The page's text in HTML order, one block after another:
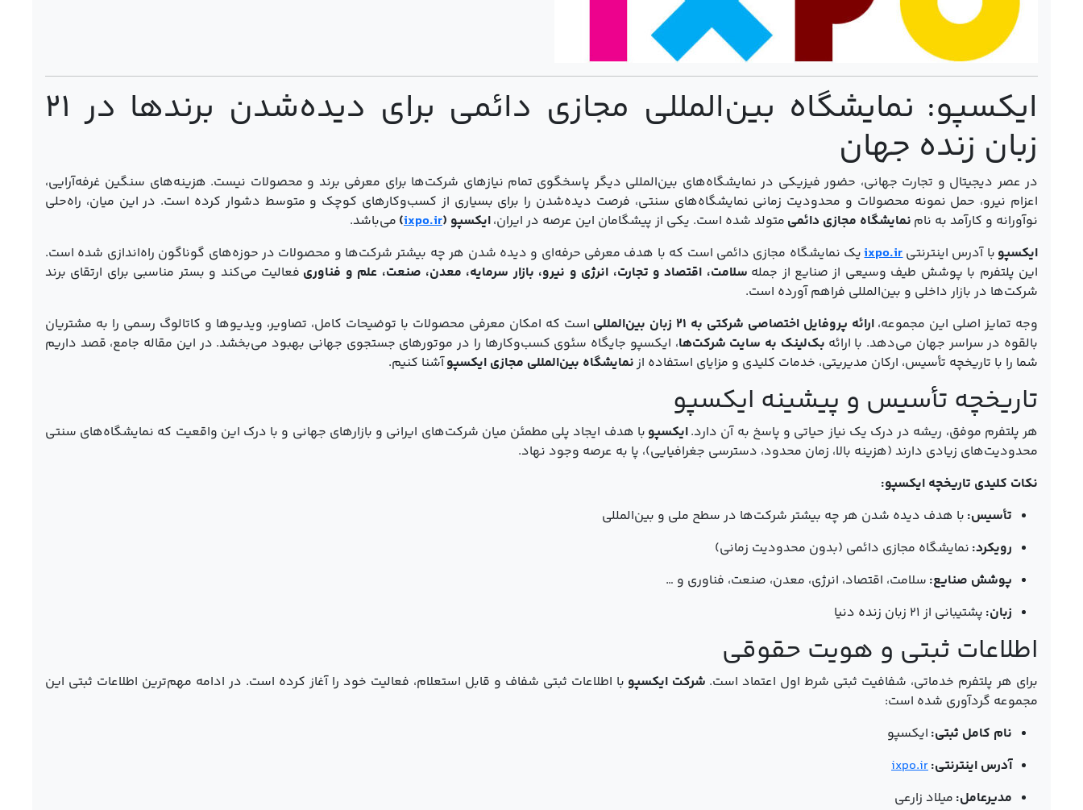
ایکسپو: نمایشگاه بین‌المللی مجازی دائمی برای دیده‌شدن برندها در ۲۱
زبان زنده جهان
در عصر دیجیتال و تجارت جهانی، حضور فیزیکی در نمایشگاه‌های بین‌المللی دیگر پاسخگوی تمام نیازهای شرکت‌ها برای معرفی برند و محصولات نیست. هزینه‌های سنگین غرفه‌آرایی،
اعزام نیرو، حمل نمونه محصولات و محدودیت زمانی نمایشگاه‌های سنتی، فرصت دیده‌شدن را برای بسیاری از کسب‌وکارهای کوچک و متوسط دشوار کرده است. در این میان، راه‌حلی
نوآورانه و کارآمد به نام نمایشگاه مجازی دائمی متولد شده است. یکی از پیشگامان این عرصه در ایران،ایکسپو (ixpo.ir
) می‌باشد.
ایکسپو با آدرس اینترنتیixpo.irیک نمایشگاه مجازی دائمی است که با هدف معرفی حرفه‌ای و دیده شدن هر چه بیشتر شرکت‌ها و محصولات در حوزه‌های گوناگون راه‌اندازی شده است.
این پلتفرم با پوشش طیف وسیعی از صنایع از جمله سلامت، اقتصاد و تجارت، انرژی و نیرو، بازار سرمایه، معدن، صنعت، علم و فناوری فعالیت می‌کند و بستر مناسبی برای ارتقای برند
شرکت‌ها در بازار داخلی و بین‌المللی فراهم آورده است.
وجه تمایز اصلی این مجموعه، ارائه پروفایل اختصاصی شرکتی به ۲۱ زبان بین‌المللی
است که امکان معرفی محصولات با توضیحات کامل، تصاویر، ویدیوها و کاتالوگ رسمی را به مشتریان
بالقوه در سراسر جهان می‌دهد. با ارائه بک‌لینک به سایت شرکت‌ها، ایکسپو جایگاه سئوی کسب‌وکارها را در موتورهای جستجوی جهانی بهبود می‌بخشد. در این مقاله جامع، قصد داریم
شما را با تاریخچه تأسیس، ارکان مدیریتی، خدمات کلیدی و مزایای استفاده ازنمایشگاه بین‌المللی مجازی ایکسپوآشنا کنیم.
تاریخچه تأسیس و پیشینه ایکسپو
هر پلتفرم موفق، ریشه در درک یک نیاز حیاتی و پاسخ به آن دارد.ایکسپو با هدف ایجاد پلی مطمئن میان شرکت‌های ایرانی و بازارهای جهانی و با درک این واقعیت که نمایشگاه‌های سنتی
محدودیت‌های زیادی دارند (هزینه بالا، زمان محدود، دسترسی جغرافیایی)، پا به عرصه وجود نهاد.
نکات کلیدی تاریخچه ایکسپو:
تأسیس: با هدف دیده شدن هر چه بیشتر شرکت‌ها در سطح ملی و بین‌المللی
رویکرد: نمایشگاه مجازی دائمی (بدون محدودیت زمانی)
پوشش صنایع: سلامت، اقتصاد، انرژی، معدن، صنعت، فناوری و …
زبان: پشتیبانی از ۲۱ زبان زنده دنیا
اطلاعات ثبتی و هویت حقوقی
برای هر پلتفرم خدماتی، شفافیت ثبتی شرط اول اعتماد است. شرکت ایکسپو با اطلاعات ثبتی شفاف و قابل استعلام، فعالیت خود را آغاز کرده است. در ادامه مهم‌ترین اطلاعات ثبتی این
مجموعه گردآوری شده است:
نام کامل ثبتی: ایکسپو
آدرس اینترنتی:ixpo.ir
مدیرعامل: میلاد زارعی